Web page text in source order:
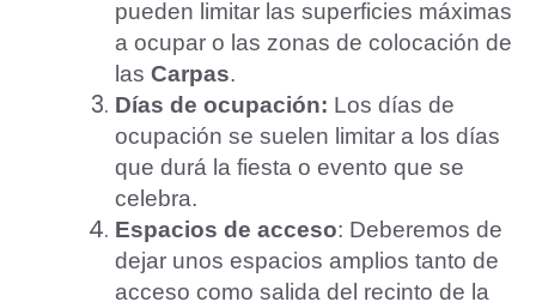
pueden limitar las superficies máximas
a ocupar o las zonas de colocación de
las Carpas.
Días de ocupación: Los días de
ocupación se suelen limitar a los días
que durá la fiesta o evento que se
celebra.
Espacios de acceso: Deberemos de
dejar unos espacios amplios tanto de
acceso como salida del recinto de la